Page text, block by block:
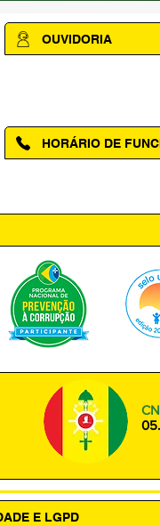
OUVIDORIA
HORÁRIO DE
E LGPD